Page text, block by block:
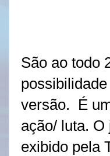
São ao todo
versão. É
ação/ luta.
exibido pela